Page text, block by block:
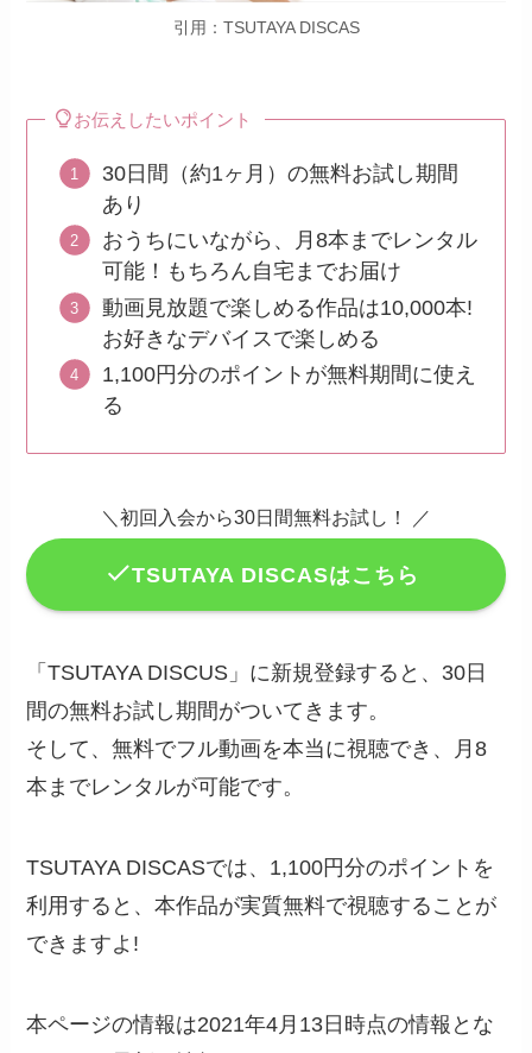
引用：TSUTAYA DISCAS
お伝えしたいポイント
30日間（約1ヶ月）の無料お試し期間
あり
おうちにいながら、月8本までレンタル
可能！もちろん自宅までお届け
動画見放題で楽しめる作品は10,000本!
お好きなデバイスで楽しめる
1,100円分のポイントが無料期間に使え
る
＼初回入会から30日間無料お試し！ ／
TSUTAYA DISCASはこちら
「TSUTAYA DISCUS」に新規登録すると、30日
間の無料お試し期間がついてきます。
そして、無料でフル動画を本当に視聴でき、月8
本までレンタルが可能です。
TSUTAYA DISCASでは、1,100円分のポイントを
利用すると、本作品が実質無料で視聴することが
できますよ!
本ページの情報は2021年4月13日時点の情報とな